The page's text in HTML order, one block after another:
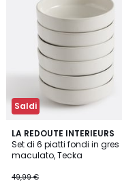
Saldi
LA REDOUTE INTERIEURS
Set di 6 piatti fondi in gres
maculato, Tecka
49,99 €
5
/
5